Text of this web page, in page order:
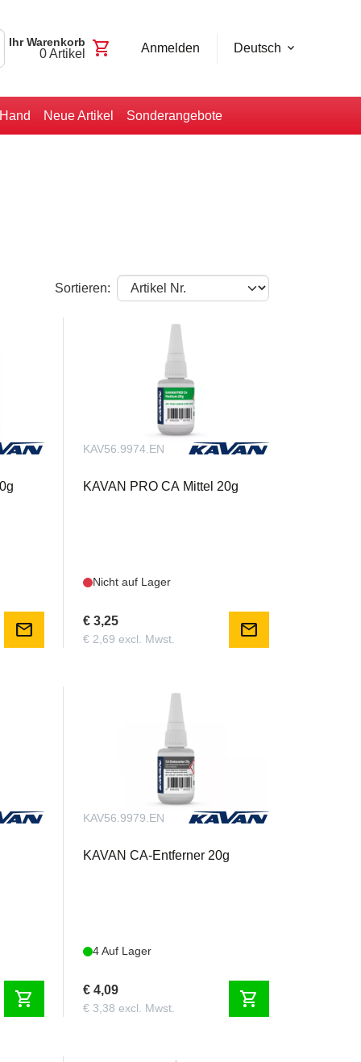
Ihr Warenkorb
0Artikel shopping_cart Anmelden Deutsch
Neue Artikel Sonderangebote
Sortieren:
mail
KAV56.9974.EN
KAVAN PRO CA Mittel 20g
Nicht auf Lager
€ 3,25
€ 2,69 excl. Mwst. mail
shopping_cart
KAV56.9979.EN
KAVAN CA-Entferner 20g
4 Auf Lager
€ 4,09
€ 3,38 excl. Mwst. shopping_cart